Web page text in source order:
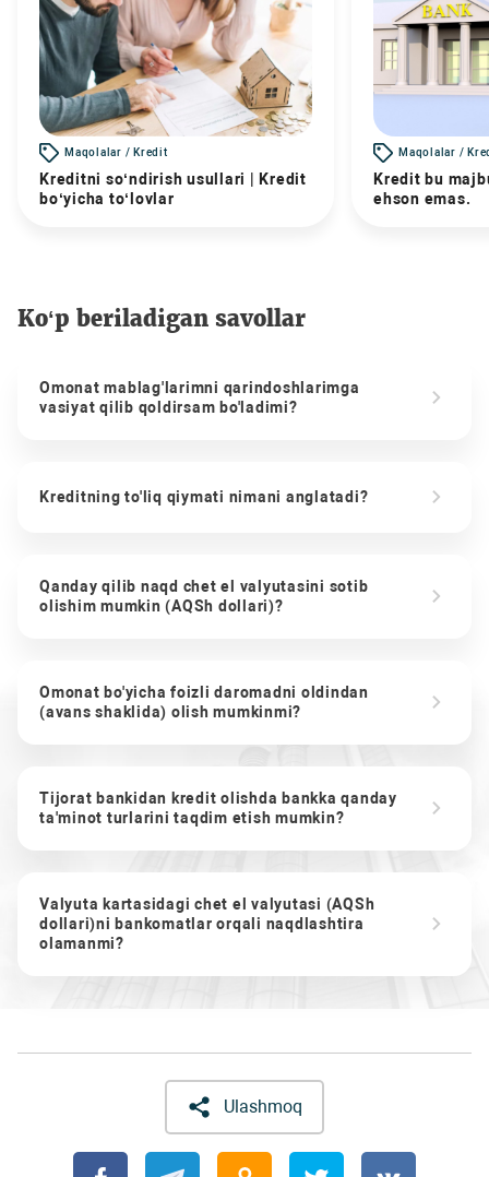
Maqolalar / Kredit
Kreditni so‘ndirish usullari | Kredit
bo‘yicha to‘lovlar
Maqolalar /
Kredit bu
ehson emas.
Ko‘p beriladigan savollar
Omonat mablag'larimni qarindoshlarimga
vasiyat qilib qoldirsam bo'ladimi?
Kreditning to'liq qiymati nimani anglatadi?
Qanday qilib naqd chet el valyutasini sotib
olishim mumkin (AQSh dollari)?
Omonat bo'yicha foizli daromadni oldindan
(avans shaklida) olish mumkinmi?
Tijorat bankidan kredit olishda bankka qanday
ta'minot turlarini taqdim etish mumkin?
Valyuta kartasidagi chet el valyutasi (AQSh
dollari)ni bankomatlar orqali naqdlashtira
olamanmi?
Ulashmoq